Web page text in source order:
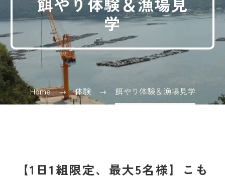
学
Home 体験 餌やり体験＆漁場見学
【1日1組限定、最大5名様】こも